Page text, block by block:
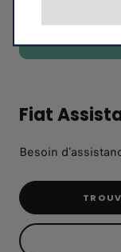
Fiat
Besoin